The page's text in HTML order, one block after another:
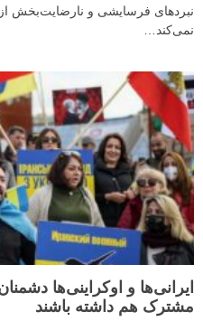
نبردهای فرسایشی و نارضایت‌بخش از
نمی‌کند…
ایرانی‌ها و اوکراینی‌ها
مشترک هم داشته باشند